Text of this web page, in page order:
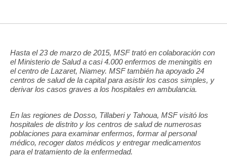
Hasta el 23 de marzo de 2015, MSF trató en colaboración con
el Ministerio de Salud a casi 4.000 enfermos de meningitis en
el centro de Lazaret, Niamey. MSF también ha apoyado 24
centros de salud de la capital para asistir los casos simples, y
derivar los casos graves a los hospitales en ambulancia.
En las regiones de Dosso, Tillaberi y Tahoua, MSF visitó los
hospitales de distrito y los centros de salud de numerosas
poblaciones para examinar enfermos, formar al personal
médico, recoger datos médicos y entregar medicamentos
para el tratamiento de la enfermedad.